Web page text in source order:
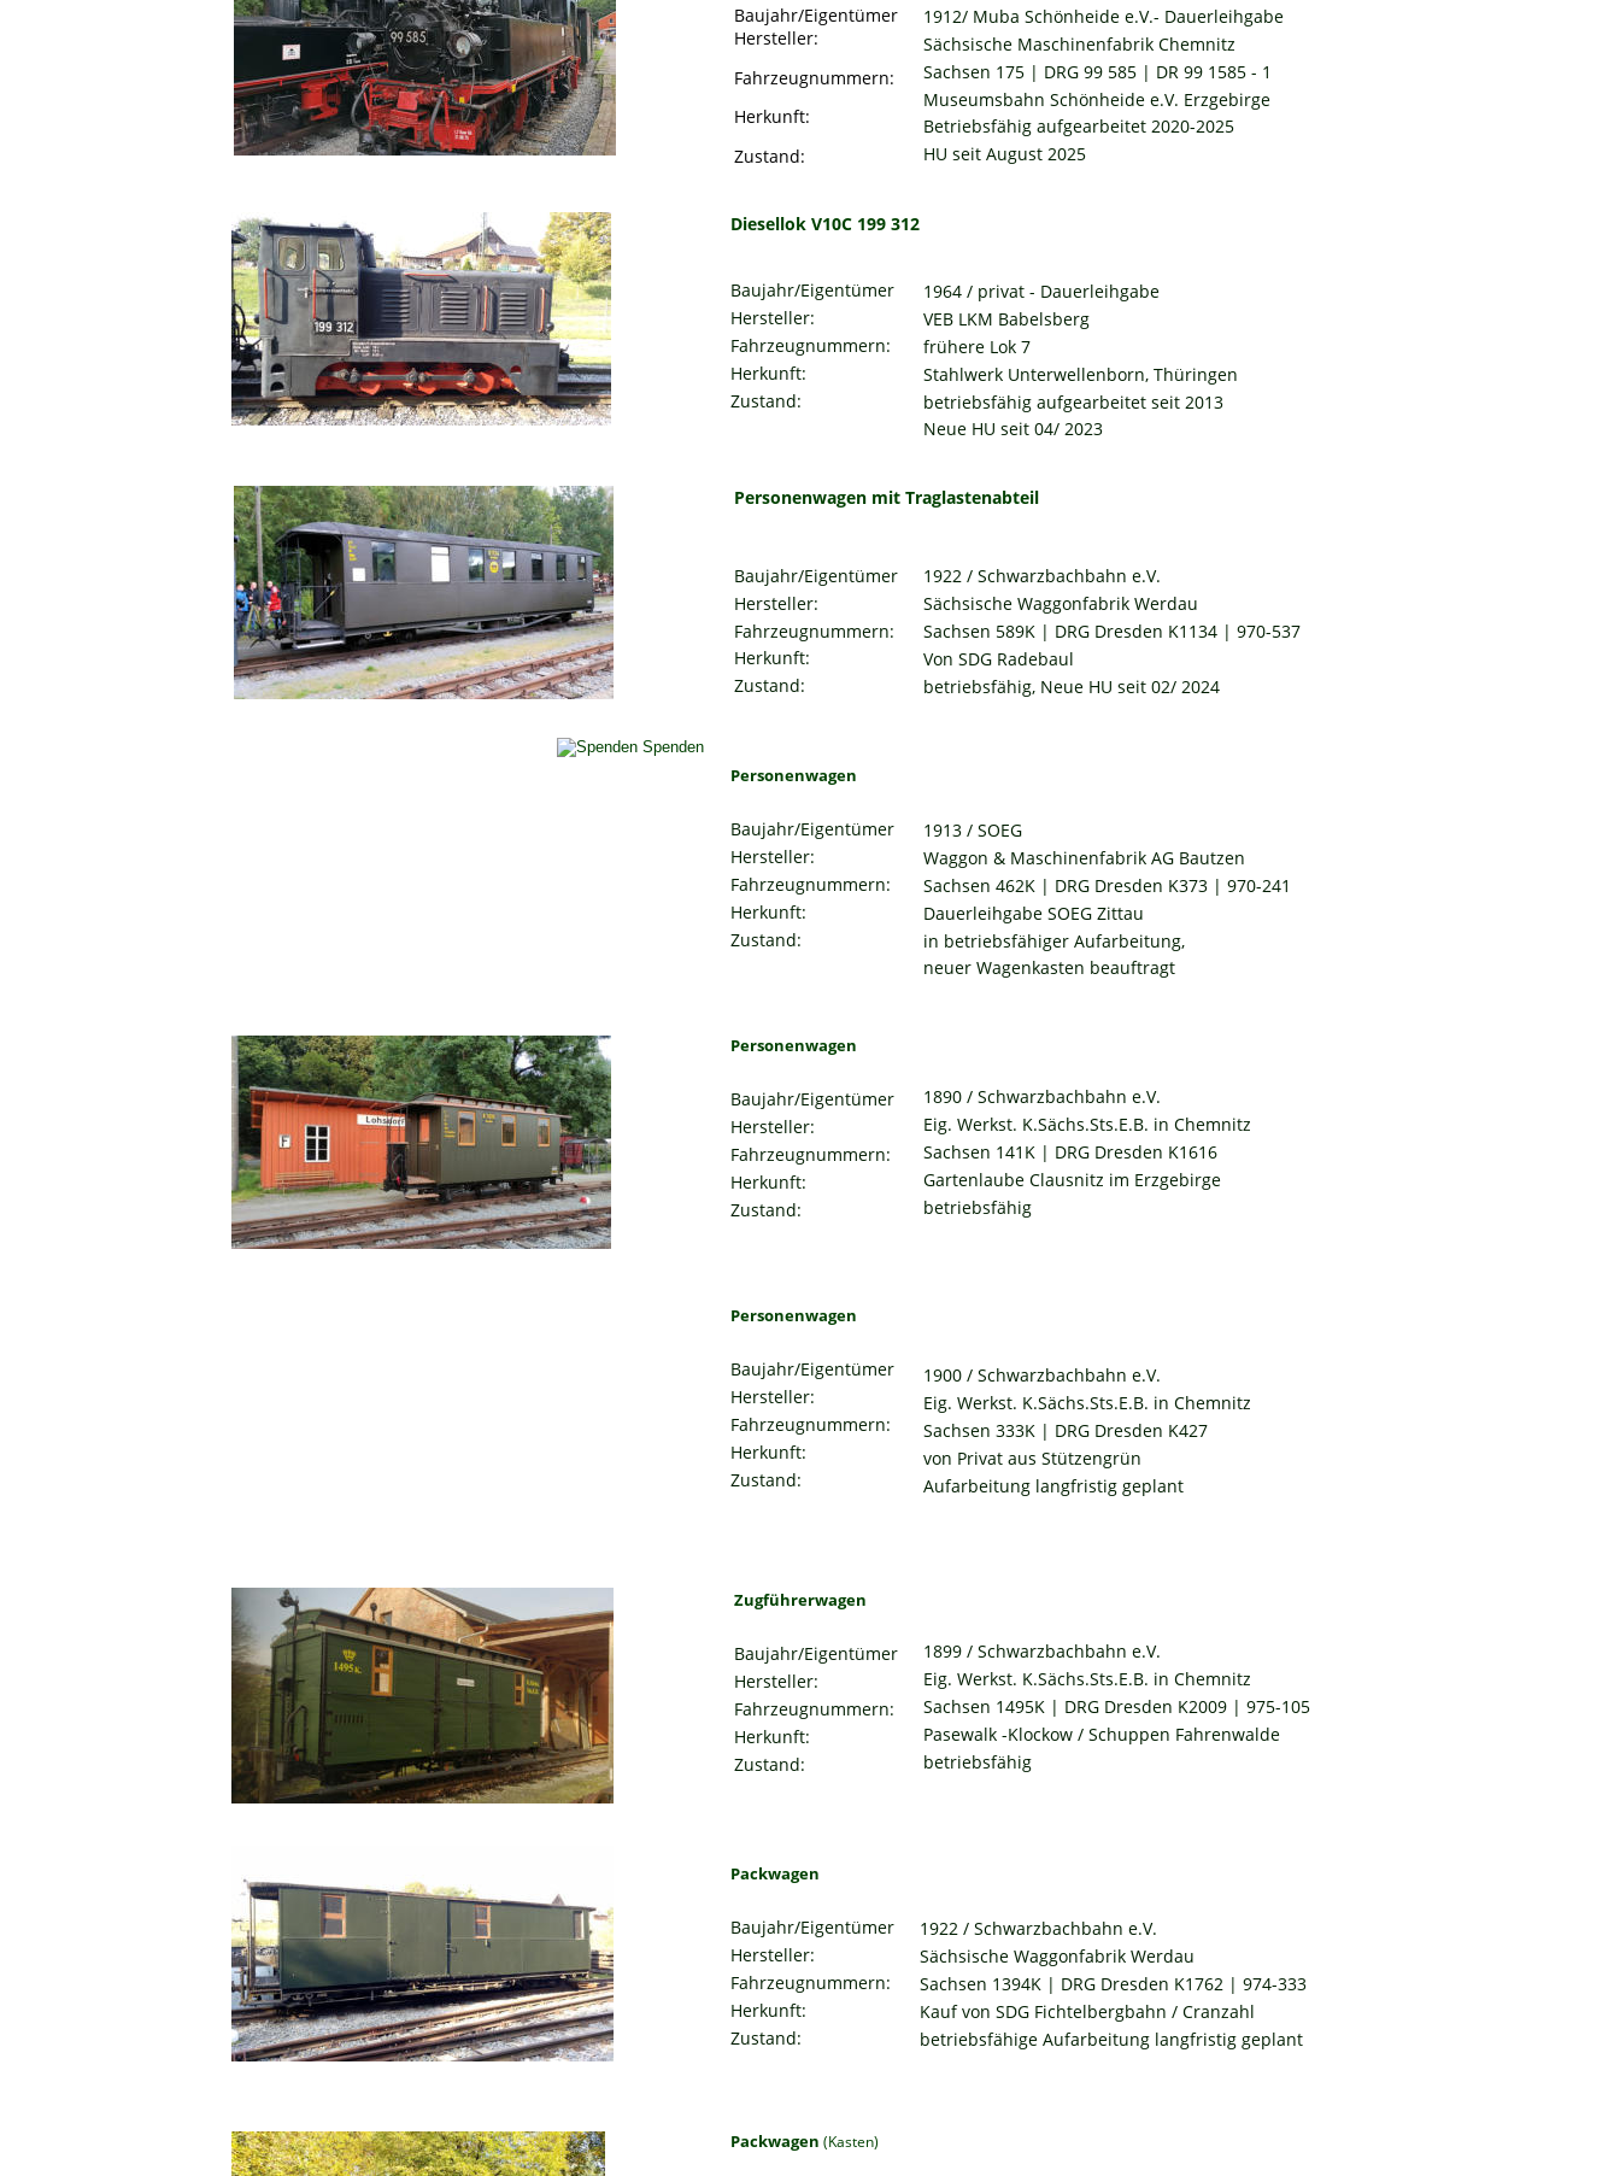
Diesellok V10C 199 312
Baujahr/Eigentümer
Hersteller:
Fahrzeugnummern:
Herkunft:
Zustand:
1964 / privat - Dauerleihgabe
VEB LKM Babelsberg
frühere Lok 7
Stahlwerk Unterwellenborn, Thüringen
betriebsfähig aufgearbeitet seit 2013
Neue HU seit 04/ 2023
Personenwagen mit Traglastenabteil
Baujahr/Eigentümer
Hersteller:
Fahrzeugnummern:
Herkunft:
Zustand:
1922 / Schwarzbachbahn e.V.
Sächsische Waggonfabrik Werdau
Sachsen 589K | DRG Dresden K1134 | 970-537
Von SDG Radebaul
betriebsfähig, Neue HU seit 02/ 2024
Personenwagen
Baujahr/Eigentümer
Hersteller:
Fahrzeugnummern:
Herkunft:
Zustand:
1890 / Schwarzbachbahn e.V.
Eig. Werkst. K.Sächs.Sts.E.B. in Chemnitz
Sachsen 141K | DRG Dresden K1616
Gartenlaube Clausnitz im Erzgebirge
betriebsfähig
Zugführerwagen
Baujahr/Eigentümer
Hersteller:
Fahrzeugnummern:
Herkunft:
Zustand:
1899 / Schwarzbachbahn e.V.
Eig. Werkst. K.Sächs.Sts.E.B. in Chemnitz
Sachsen 1495K | DRG Dresden K2009 | 975-105
Pasewalk -Klockow / Schuppen Fahrenwalde
betriebsfähig
Packwagen
Baujahr/Eigentümer
Hersteller:
Fahrzeugnummern:
Herkunft:
Zustand:
1922 / Schwarzbachbahn e.V.
Sächsische Waggonfabrik Werdau
Sachsen 1394K | DRG Dresden K1762 | 974-333
Kauf von SDG Fichtelbergbahn / Cranzahl
betriebsfähige Aufarbeitung langfristig geplant
Packwagen (Kasten)
Baujahr/Eigentümer
Hersteller:
Fahrzeugnummern:
Herkunft:
Zustand:
1912/ Muba Schönheide e.V.- Dauerleihgabe
Sächsische Maschinenfabrik Chemnitz
Sachsen 175 | DRG 99 585 | DR 99 1585 - 1
Museumsbahn Schönheide e.V. Erzgebirge
Betriebsfähig aufgearbeitet 2020-2025
HU seit August 2025
Personenwagen
Baujahr/Eigentümer
Hersteller:
Fahrzeugnummern:
Herkunft:
Zustand:
1913 / SOEG
Waggon & Maschinenfabrik AG Bautzen
Sachsen 462K | DRG Dresden K373 | 970-241
Dauerleihgabe SOEG Zittau
in betriebsfähiger Aufarbeitung,
neuer Wagenkasten beauftragt
Personenwagen
Baujahr/Eigentümer
Hersteller:
Fahrzeugnummern:
Herkunft:
Zustand:
1900 / Schwarzbachbahn e.V.
Eig. Werkst. K.Sächs.Sts.E.B. in Chemnitz
Sachsen 333K | DRG Dresden K427
von Privat aus Stützengrün
Aufarbeitung langfristig geplant